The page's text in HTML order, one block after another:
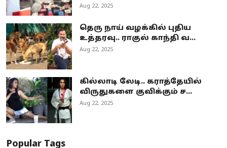
Aug 22, 2025
தெரு நாய் வழக்கில் புதிய
உத்தரவு.. ராகுல் காந்தி வ...
Aug 22, 2025
கில்லாடி லேடி.. கராத்தேயில்
விருதுகளை குவிக்கும் ச...
Aug 22, 2025
Popular Tags